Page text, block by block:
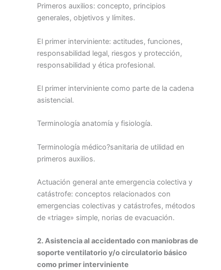
Primeros auxilios: concepto, principios
generales, objetivos y límites.
El primer interviniente: actitudes, funciones,
responsabilidad legal, riesgos y protección,
responsabilidad y ética profesional.
El primer interviniente como parte de la cadena
asistencial.
Terminología anatomía y fisiología.
Terminología médico?sanitaria de utilidad en
primeros auxilios.
Actuación general ante emergencia colectiva y
catástrofe: conceptos relacionados con
emergencias colectivas y catástrofes, métodos
de «triage» simple, norias de evacuación.
2. Asistencia al accidentado con maniobras de
soporte ventilatorio y/o circulatorio básico
como primer interviniente